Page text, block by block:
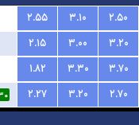
۲.۵۵ ۳.۱۰
۲.۵۰
۲.۱۵ ۳.۰۰
۳.۲۰
۱.۸۲ ۳.۳۰
۳.۷۰
۲.۲۷ ۳.۲۰
۲.۷۰